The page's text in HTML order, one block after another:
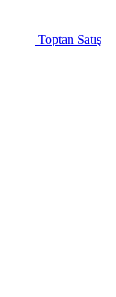
Toptan Satış